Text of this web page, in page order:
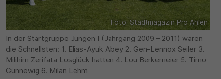
Foto: Stadtmagazin Pro Ahlen
In der Startgruppe Jungen I (Jahrgang 2009 – 2011) waren
die Schnellsten: 1. Elias-Ayuk Abey 2. Gen-Lennox Seiler 3.
Milihim Zerifata Losglück hatten 4. Lou Berkemeier 5. Timo
Günnewig 6. Milan Lehm